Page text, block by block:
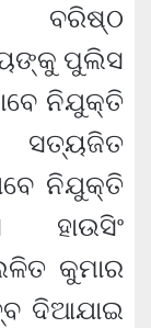
ବରିଷ୍ଠ
ପୁଲିସ
ନିଯୁକ୍ତି
ସତ୍ୟଜିତ
ନିଯୁକ୍ତି
କୁମାର
ଦିଆଯାଇ